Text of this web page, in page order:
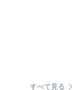
すべて見る